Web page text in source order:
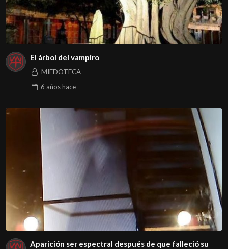
El árbol del vampiro
MIEDOTECA
6 añoshace
Aparición ser espectral después de que falleció su